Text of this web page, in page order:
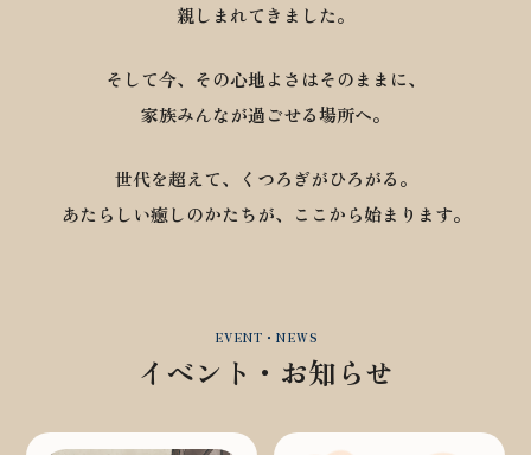
親しまれてきました。
そして今、その心地よさはそのままに、
家族みんなが過ごせる場所へ。
世代を超えて、くつろぎがひろがる。
あたらしい癒しのかたちが、ここから始まります。
EVENT・NEWS
イベント・お知らせ